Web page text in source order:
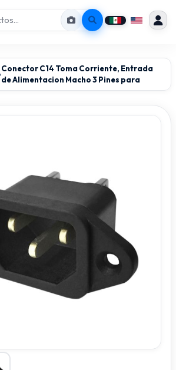
Conector C14 Toma Corriente, Entrada
de Alimentacion Macho 3 Pines para